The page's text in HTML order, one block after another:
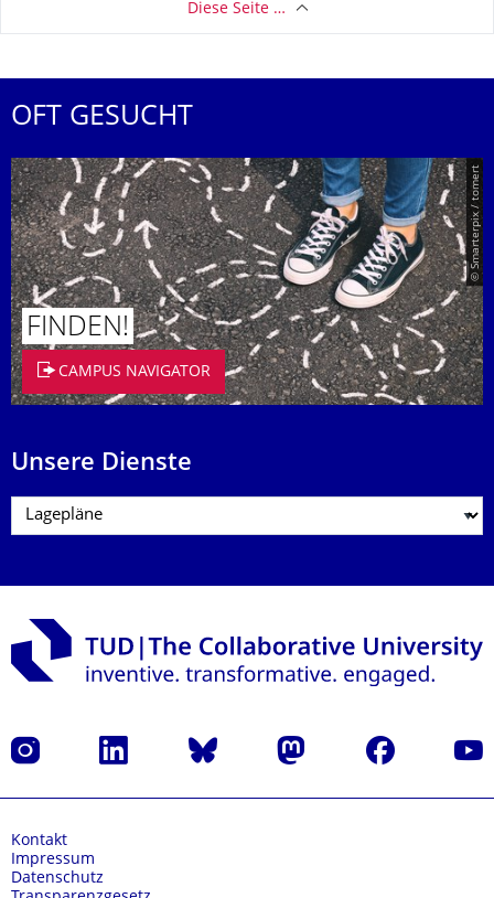
Diese Seite …
OFT GESUCHT
© Smarterpix / tomert
FINDEN!
CAMPUS NAVIGATOR
Unsere Dienste
Instagram LinkedIn Bluesky Mastodon Facebook
Kontakt
Impressum
Datenschutz